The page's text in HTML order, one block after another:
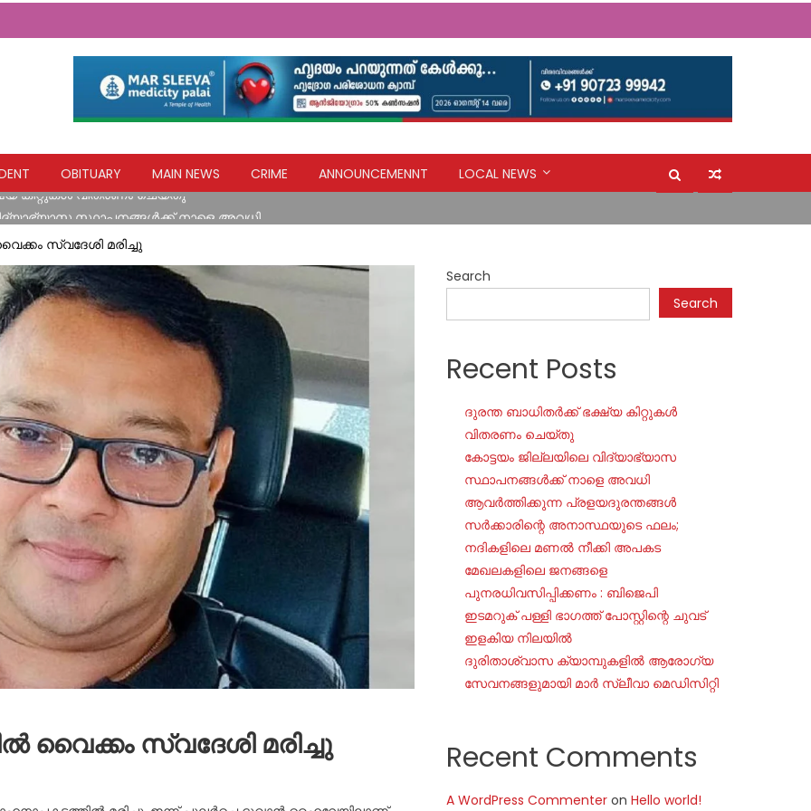
OBITUARY MAIN NEWS CRIME ANNOUNCEMENNT
LOCAL NEWS
സ്ഥാപനങ്ങൾക്ക് നാളെ അവധി
ചുവട് ഇളകിയ നിലയിൽ
ആരോഗ്യ സേവനങ്ങളുമായി മാർ സ്ലീവാ മെഡിസിറ്റി
കിറ്റുകൾ വിതരണം ചെയ്തു
സ്വദേശി മരിച്ചു
വൈക്കം സ്വദേശി മരിച്ചു
Search
Search
Recent Posts
ദുരന്ത ബാധിതർക്ക് ഭക്ഷ്യ കിറ്റുകൾ
വിതരണം ചെയ്തു
കോട്ടയം ജില്ലയിലെ വിദ്യാഭ്യാസ
സ്ഥാപനങ്ങൾക്ക് നാളെ അവധി
ആവർത്തിക്കുന്ന പ്രളയദുരന്തങ്ങൾ
സർക്കാരിന്റെ അനാസ്ഥയുടെ ഫലം;
നദികളിലെ മണൽ നീക്കി അപകട
മേഖലകളിലെ ജനങ്ങളെ
പുനരധിവസിപ്പിക്കണം : ബിജെപി
ഇടമറുക് പള്ളി ഭാഗത്ത്‌ പോസ്റ്റിന്റെ ചുവട്
ഇളകിയ നിലയിൽ
ദുരിതാശ്വാസ ക്യാമ്പുകളിൽ ആരോഗ്യ
സേവനങ്ങളുമായി മാർ സ്ലീവാ മെഡിസിറ്റി
Recent Comments
A WordPress Commenter onHello world!